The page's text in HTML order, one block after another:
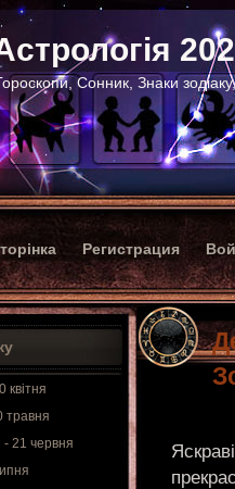
Сонник, Знаки
Регистрация
квітня
травня
21 червня